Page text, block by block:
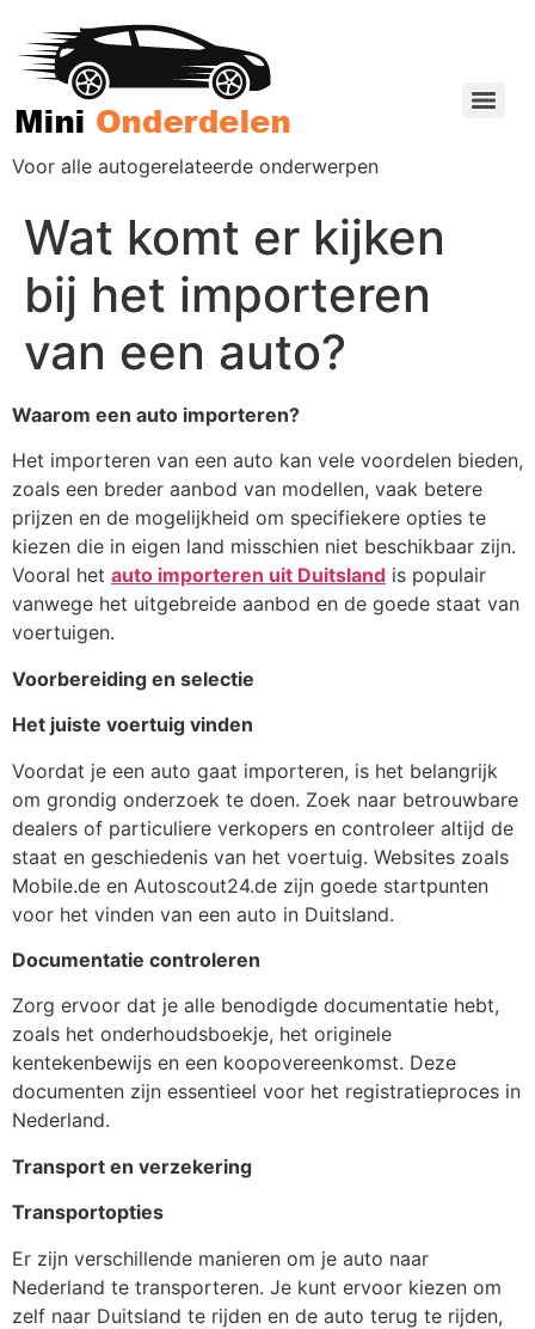
Voor alle autogerelateerde onderwerpen
Wat komt er kijken
bij het importeren
van een auto?
Waarom een auto importeren?
Het importeren van een auto kan vele voordelen bieden,
zoals een breder aanbod van modellen, vaak betere
prijzen en de mogelijkheid om specifiekere opties te
kiezen die in eigen land misschien niet beschikbaar zijn.
Vooral het auto importeren uit Duitsland is populair
vanwege het uitgebreide aanbod en de goede staat van
voertuigen.
Voorbereiding en selectie
Het juiste voertuig vinden
Voordat je een auto gaat importeren, is het belangrijk
om grondig onderzoek te doen. Zoek naar betrouwbare
dealers of particuliere verkopers en controleer altijd de
staat en geschiedenis van het voertuig. Websites zoals
Mobile.de en Autoscout24.de zijn goede startpunten
voor het vinden van een auto in Duitsland.
Documentatie controleren
Zorg ervoor dat je alle benodigde documentatie hebt,
zoals het onderhoudsboekje, het originele
kentekenbewijs en een koopovereenkomst. Deze
documenten zijn essentieel voor het registratieproces in
Nederland.
Transport en verzekering
Transportopties
Er zijn verschillende manieren om je auto naar
Nederland te transporteren. Je kunt ervoor kiezen om
zelf naar Duitsland te rijden en de auto terug te rijden,